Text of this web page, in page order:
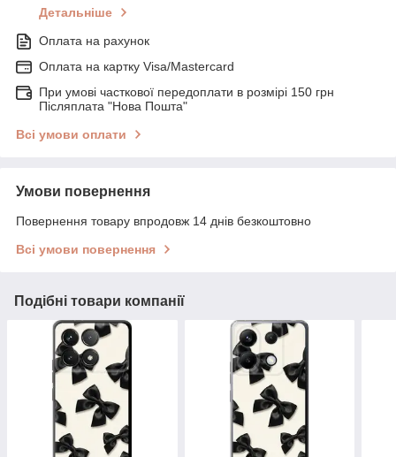
Детальніше
Оплата на рахунок
Оплата на картку Visa/Mastercard
При умові часткової передоплати в розмірі 150 грн
Післяплата "Нова Пошта"
Всі умови оплати
Умови повернення
Повернення товару впродовж 14 днів безкоштовно
Всі умови повернення
Подібні товари компанії